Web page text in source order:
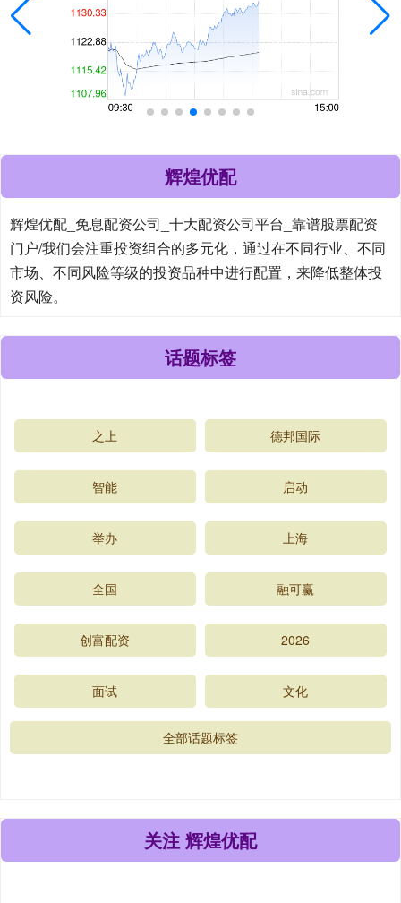
辉煌优配
辉煌优配_免息配资公司_十大配资公司平台_靠谱股票配资
门户/我们会注重投资组合的多元化，通过在不同行业、不同
市场、不同风险等级的投资品种中进行配置，来降低整体投
资风险。
话题标签
之上 德邦国际
智能 启动
举办 上海
全国 融可赢
创富配资 2026
面试 文化
全部话题标签
关注 辉煌优配